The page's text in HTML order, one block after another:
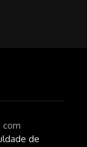
com
de